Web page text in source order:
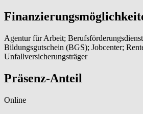
Agentur für Arbeit;
Bildungsgutschein (BGS); Jobcenter;
Unfallversicherungsträger
Präsenz-Anteil
Online